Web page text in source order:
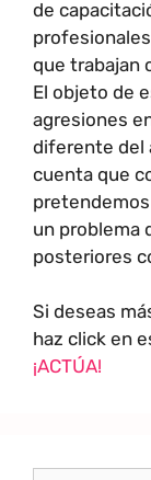
de
profesionales
que trabajan
El objeto de
agresiones
diferente del
cuenta que
un problema
posteriores
Si deseas
haz click en
¡ACTÚA!